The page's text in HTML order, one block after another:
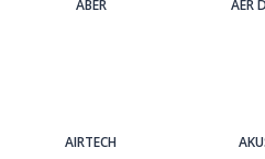
ABER AER
AIRTECH